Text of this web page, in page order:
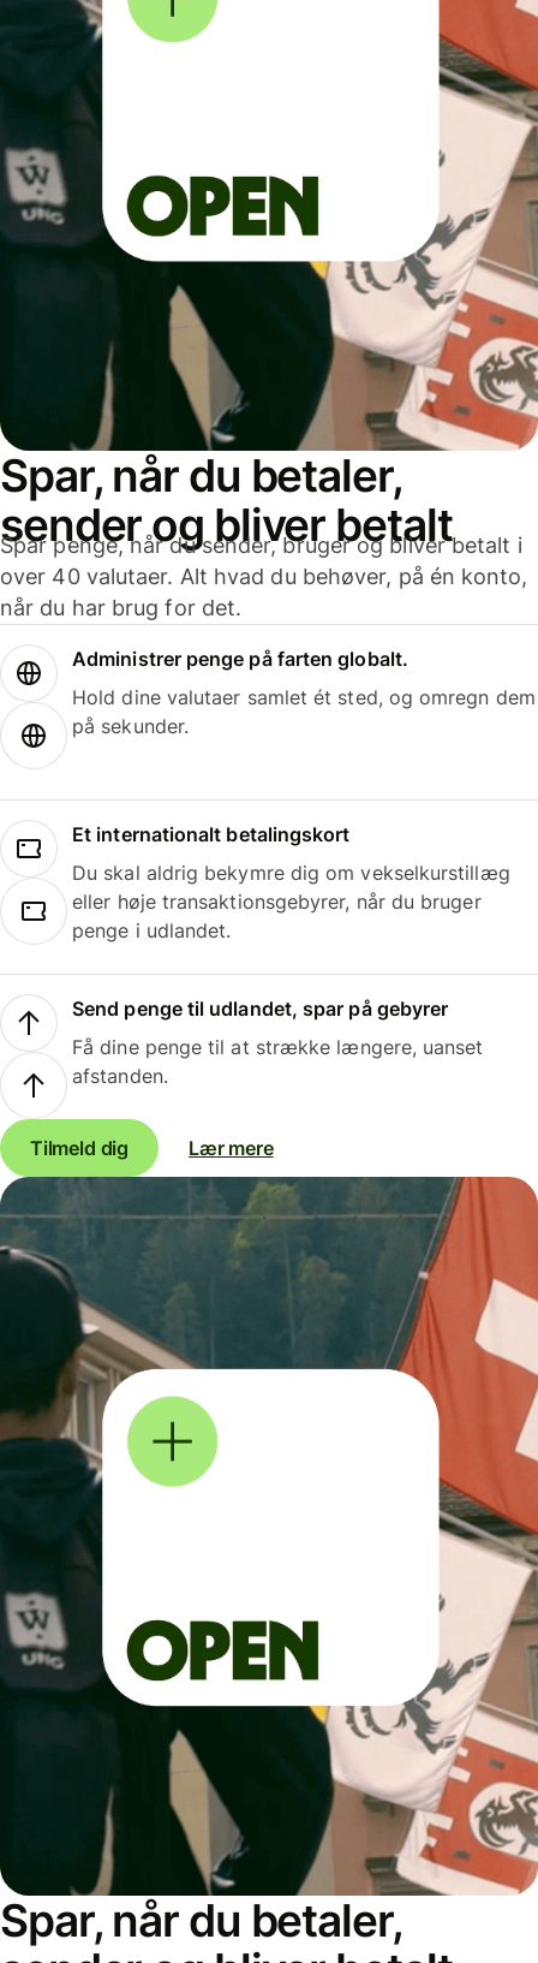
Spar, når du betaler,
sender og bliver betalt
Spar penge, når du sender, bruger og bliver betalt i
over 40 valutaer. Alt hvad du behøver, på én konto,
når du har brug for det.
Administrer penge på farten globalt.
Hold dine valutaer samlet ét sted, og omregn dem
på sekunder.
Et internationalt betalingskort
Du skal aldrig bekymre dig om vekselkurstillæg
eller høje transaktionsgebyrer, når du bruger
penge i udlandet.
Send penge til udlandet, spar på gebyrer
Få dine penge til at strække længere, uanset
afstanden.
Tilmeld dig Lær mere
Spar, når du betaler,